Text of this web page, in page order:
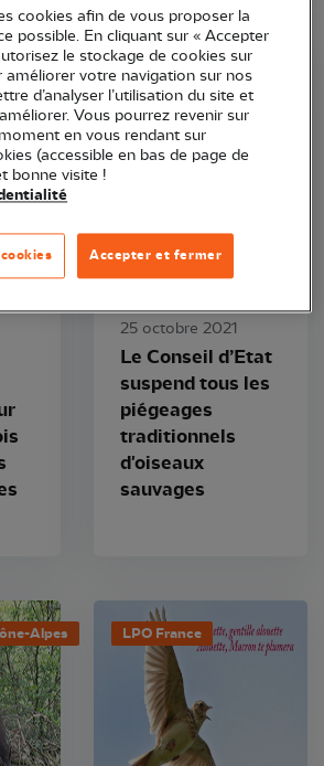
LPO France
Communiqué de presse
25 octobre 2021
Le Conseil d’Etat
suspend tous les
piégeages
traditionnels
d'oiseaux
sauvages
Alpes LPO France
cookies afin de vous proposer la
possible. En cliquant sur « Accepter
le stockage de cookies sur
améliorer votre navigation sur nos
d’analyser l’utilisation du site et
Vous pourrez revenir sur
en vous rendant sur
(accessible en bas de page de
bonne visite !
Accepter et fermer